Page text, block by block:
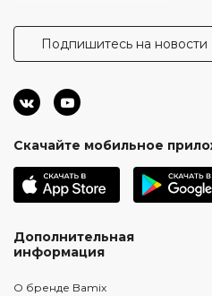
Дополнительная
информация
О бренде Bamix
Подпишитесь на новости
Скачайте мобильное